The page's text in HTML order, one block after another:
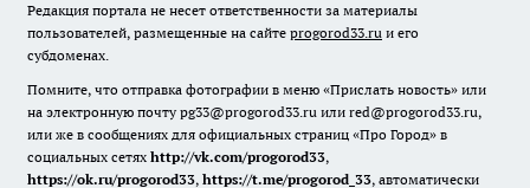
Редакция портала не несет ответственности за материалы
пользователей, размещенные на сайте progorod33.ru и его
субдоменах.
Помните, что отправка фотографии в меню «Прислать новость» или
на электронную почту pg33@progorod33.ru или red@progorod33.ru,
или же в сообщениях для официальных страниц «Про Город» в
социальных сетях http://vk.com/progorod33,
https://ok.ru/progorod33, https://t.me/progorod_33, автоматически